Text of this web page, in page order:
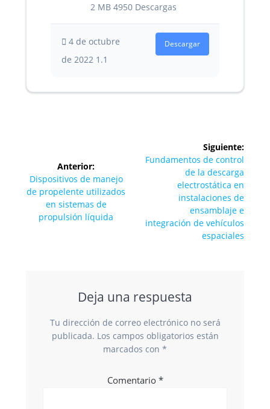
2 MB 4950 Descargas
4 de octubre
de 2022 1.1
Descargar
entradas
Anterior:
Entrada
anterior:
Dispositivos de manejo
de propelente utilizados
en sistemas de
propulsión líquida
Siguiente:
Siguiente
Fundamentos de control
de la descarga
electrostática en
instalaciones de
ensamblaje e
integración de vehículos
espaciales
Deja una respuesta
Tu dirección de correo electrónico no será
publicada. Los campos obligatorios están
marcados con *
Comentario *